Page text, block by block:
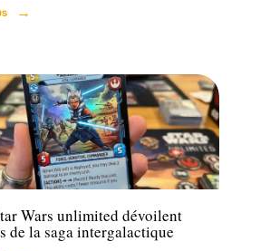
Wars unlimited dévoilent
de la saga intergalactique